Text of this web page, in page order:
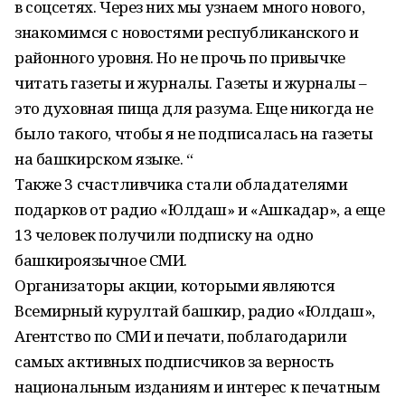
в соцсетях. Через них мы узнаем много нового,
знакомимся с новостями республиканского и
районного уровня. Но не прочь по привычке
читать газеты и журналы. Газеты и журналы –
это духовная пища для разума. Еще никогда не
было такого, чтобы я не подписалась на газеты
на башкирском языке. “
Также 3 счастливчика стали обладателями
подарков от радио «Юлдаш» и «Ашкадар», а еще
13 человек получили подписку на одно
башкироязычное СМИ.
Организаторы акции, которыми являются
Всемирный курултай башкир, радио «Юлдаш»,
Агентство по СМИ и печати, поблагодарили
самых активных подписчиков за верность
национальным изданиям и интерес к печатным